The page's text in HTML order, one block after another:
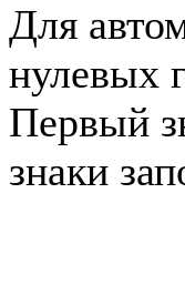
Для
нулевых
Первый
знаки